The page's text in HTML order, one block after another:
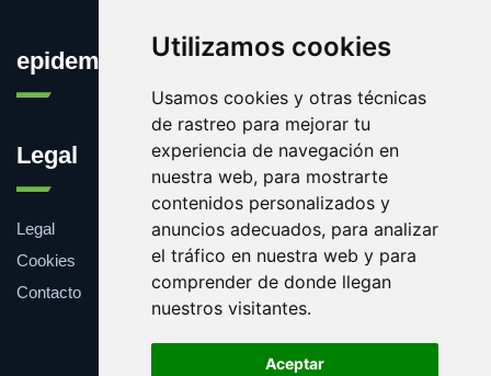
Utilizamos cookies
Usamos cookies y otras técnicas
de rastreo para mejorar tu
experiencia de navegación en
nuestra web, para mostrarte
contenidos personalizados y
anuncios adecuados, para analizar
el tráfico en nuestra web y para
comprender de donde llegan
nuestros visitantes.
Aceptar
epidemia.org
Legal
Legal
Cookies
Contacto